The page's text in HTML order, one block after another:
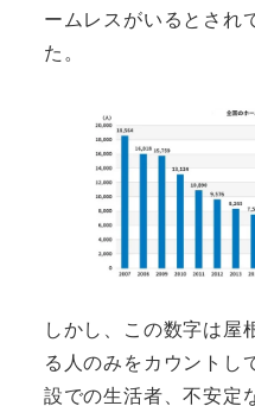
ームレスがいるとされ
た。
しかし、この数字は屋
る人のみをカウントし
設での生活者、不安定